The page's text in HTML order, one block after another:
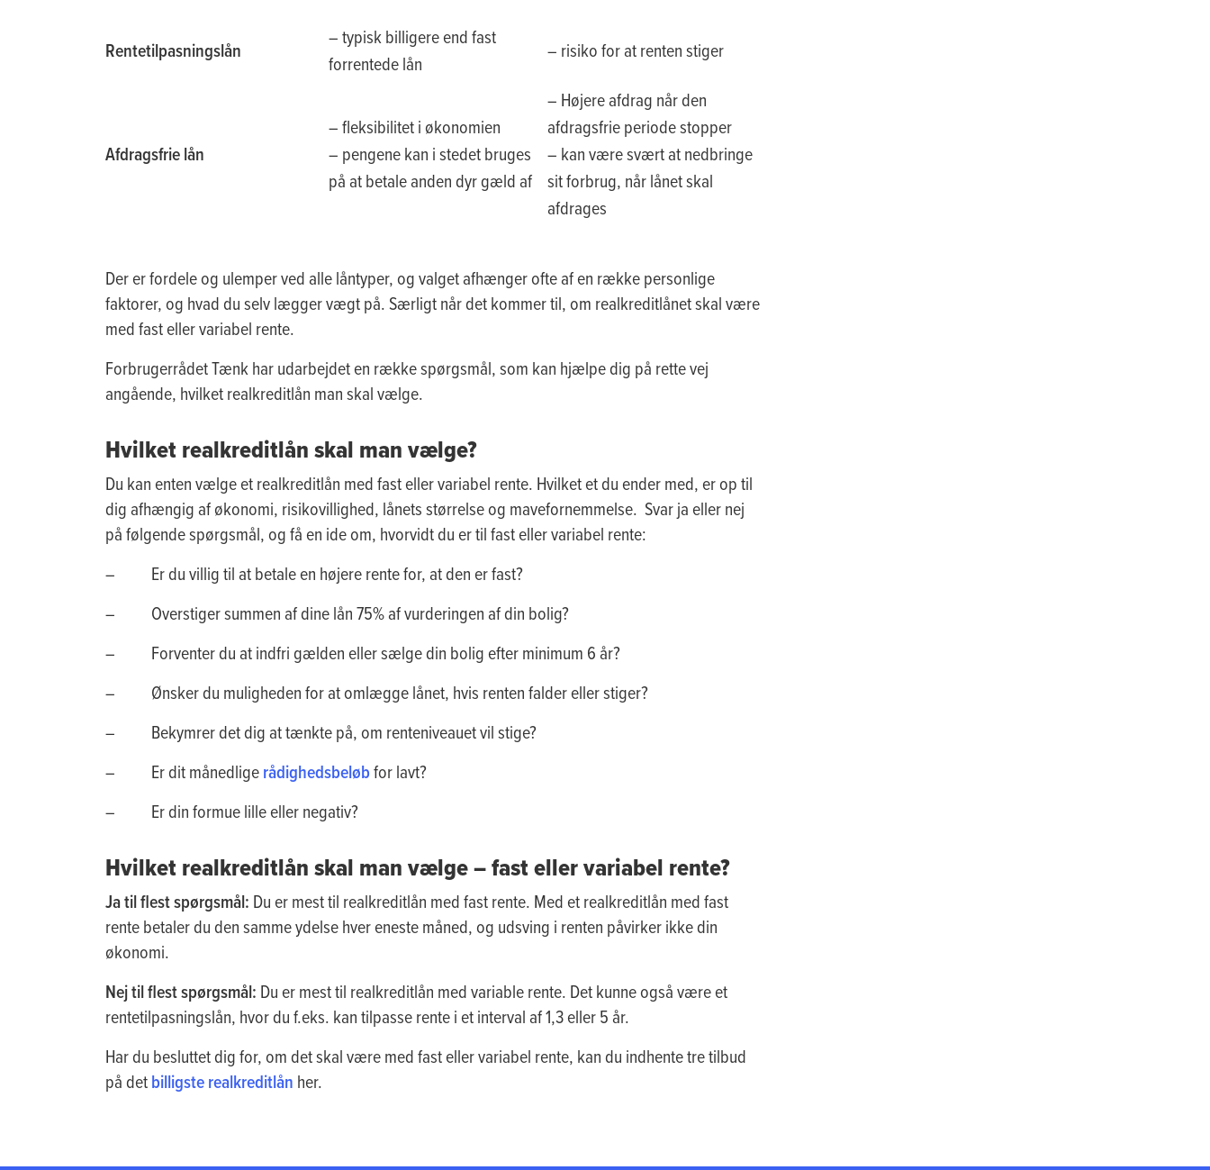
Rentetilpasningslån
– typisk billigere end fast
forrentede lån
– risiko for at renten stiger
Afdragsfrie lån
– fleksibilitet i økonomien
– pengene kan i stedet bruges
på at betale anden dyr gæld af
– Højere afdrag når den
afdragsfrie periode stopper
– kan være svært at nedbringe
sit forbrug, når lånet skal
afdrages
Der er fordele og ulemper ved alle låntyper, og valget afhænger ofte af en række personlige
faktorer, og hvad du selv lægger vægt på. Særligt når det kommer til, om realkreditlånet skal være
med fast eller variabel rente.
Forbrugerrådet Tænk har udarbejdet en række spørgsmål, som kan hjælpe dig på rette vej
angående, hvilket realkreditlån man skal vælge.
Hvilket realkreditlån skal man vælge?
Du kan enten vælge et realkreditlån med fast eller variabel rente. Hvilket et du ender med, er op til
dig afhængig af økonomi, risikovillighed, lånets størrelse og mavefornemmelse. Svar ja eller nej
på følgende spørgsmål, og få en ide om, hvorvidt du er til fast eller variabel rente:
– Er du villig til at betale en højere rente for, at den er fast?
– Overstiger summen af dine lån 75% af vurderingen af din bolig?
– Forventer du at indfri gælden eller sælge din bolig efter minimum 6 år?
– Ønsker du muligheden for at omlægge lånet, hvis renten falder eller stiger?
– Bekymrer det dig at tænkte på, om renteniveauet vil stige?
– Er dit månedligerådighedsbeløbfor lavt?
– Er din formue lille eller negativ?
Hvilket realkreditlån skal man vælge – fast eller variabel rente?
Ja til flest spørgsmål: Du er mest til realkreditlån med fast rente. Med et realkreditlån med fast
rente betaler du den samme ydelse hver eneste måned, og udsving i renten påvirker ikke din
økonomi.
Nej til flest spørgsmål: Du er mest til realkreditlån med variable rente. Det kunne også være et
rentetilpasningslån, hvor du f.eks. kan tilpasse rente i et interval af 1,3 eller 5 år.
Har du besluttet dig for, om det skal være med fast eller variabel rente, kan du indhente tre tilbud
på detbilligste realkreditlån her.